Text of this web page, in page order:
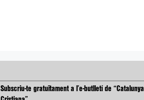
Subscriu-te gratuïtament a l’e-butlletí de “Catalunya